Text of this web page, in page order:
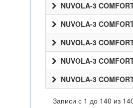
NUVOLA-3
NUVOLA-3
NUVOLA-3
NUVOLA-3
NUVOLA-3
Записи с 1 до 140 из